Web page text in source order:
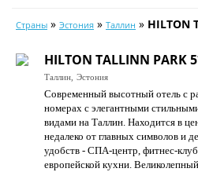
Календарь туров
Цены дня
Страны
Как купить
О нас
Страны » Эстония » Таллин » HILTON
HILTON TALLINN PARK
Таллин, Эстония
Современный высотный отель с
номерах с элегантными
видами на Таллин. Находится в
недалеко от главных символов и
удобств - СПА-центр, фитнес-
европейской кухни.